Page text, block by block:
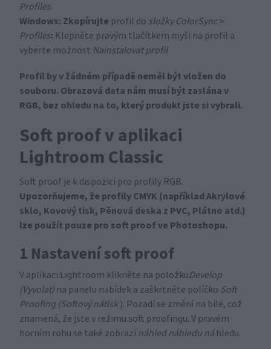
Profiles
Windows: Zkopírujte profil do složky ColorSync>
Profiles: Klepněte pravým tlačítkem myši na profil a
vyberte možnost Nainstalovat profil
Profil by v žádném případě neměl být vložen do
souboru. Obrazová data nám musí být zaslána v
RGB, bez ohledu na to, který produkt jste si vybrali.
Soft proof v aplikaci
Lightroom Classic
Soft proof je k dispozici pro profily RGB.
Upozorňujeme, že profily CMYK (například Akrylové
sklo, Kovový tisk, Pěnová deska z PVC, Plátno atd.)
lze použít pouze pro soft proof ve Photoshopu.
1 Nastavení soft proof
V aplikaci Lightroom klikněte na položkuDevelop
(Vyvolat) na panelu nabídek a zaškrtněte políčko Soft
Proofing (Softový nátisk). Pozadí se změní na bílé, což
znamená, že jste v režimu soft proofingu. V pravém
horním rohu se také zobrazí náhled náhledu náhledu.